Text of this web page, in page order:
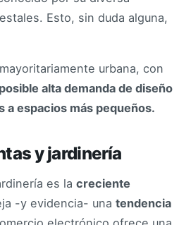
Esto, sin duda alguna,
urbana, con
alta demanda de diseño
a espacios más pequeños.
y jardinería
es la creciente
-y evidencia- una tendencia